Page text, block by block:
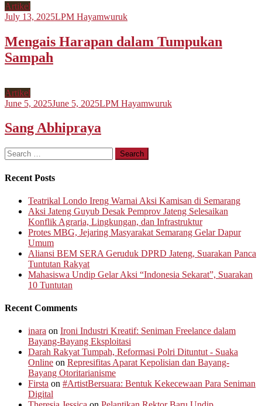
Artikel
July 13, 2025LPM Hayamwuruk
Mengais Harapan dalam Tumpukan
Sampah
Artikel
June 5, 2025June 5, 2025LPM Hayamwuruk
Sang Abhipraya
Search
for:
Recent Posts
Teatrikal Londo Ireng Warnai Aksi Kamisan di Semarang
Aksi Jateng Guyub Desak Pemprov Jateng Selesaikan
Konflik Agraria, Lingkungan, dan Infrastruktur
Protes MBG, Jejaring Masyarakat Semarang Gelar Dapur
Umum
Aliansi BEM SERA Geruduk DPRD Jateng, Suarakan Panca
Tuntutan Rakyat
Mahasiswa Undip Gelar Aksi “Indonesia Sekarat”, Suarakan
10 Tuntutan
Recent Comments
inara on Ironi Industri Kreatif: Seniman Freelance dalam
Bayang-Bayang Eksploitasi
Darah Rakyat Tumpah, Reformasi Polri Dituntut - Suaka
Online on Represifitas Aparat Kepolisian dan Bayang-
Bayang Otoritarianisme
Firsta on #ArtistBersuara: Bentuk Kekecewaan Para Seniman
Digital